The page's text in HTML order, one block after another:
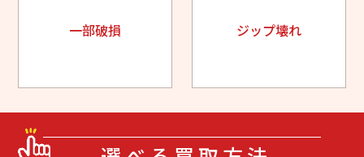
一部破損 ジップ壊れ